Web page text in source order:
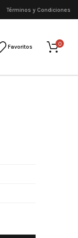
Términos y Condiciones
Favoritos 0